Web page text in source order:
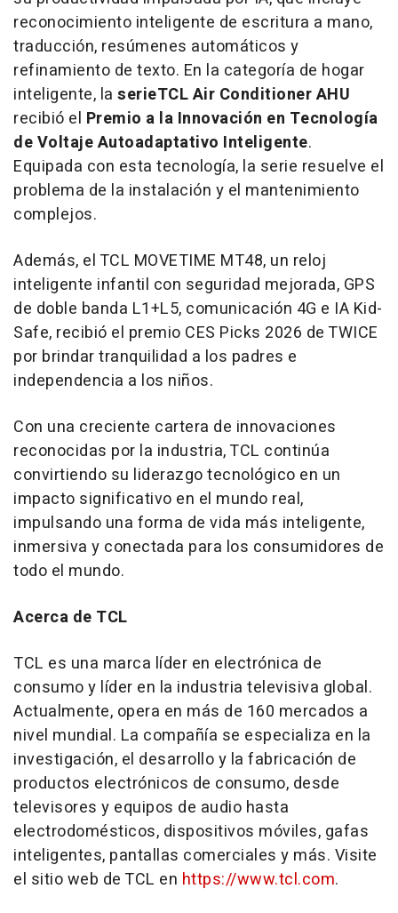
reconocimiento inteligente de escritura a mano,
traducción, resúmenes automáticos y
refinamiento de texto. En la categoría de hogar
inteligente, la serieTCL Air Conditioner AHU
recibió el Premio a la Innovación en Tecnología
de Voltaje Autoadaptativo Inteligente.
Equipada con esta tecnología, la serie resuelve el
problema de la instalación y el mantenimiento
complejos.
Además, el TCL MOVETIME MT48, un reloj
inteligente infantil con seguridad mejorada, GPS
de doble banda L1+L5, comunicación 4G e IA Kid-
Safe, recibió el premio CES Picks 2026 de TWICE
por brindar tranquilidad a los padres e
independencia a los niños.
Con una creciente cartera de innovaciones
reconocidas por la industria, TCL continúa
convirtiendo su liderazgo tecnológico en un
impacto significativo en el mundo real,
impulsando una forma de vida más inteligente,
inmersiva y conectada para los consumidores de
todo el mundo.
Acerca de TCL
TCL es una marca líder en electrónica de
consumo y líder en la industria televisiva global.
Actualmente, opera en más de 160 mercados a
nivel mundial. La compañía se especializa en la
investigación, el desarrollo y la fabricación de
productos electrónicos de consumo, desde
televisores y equipos de audio hasta
electrodomésticos, dispositivos móviles, gafas
inteligentes, pantallas comerciales y más. Visite
el sitio web de TCL en https://www.tcl.com.